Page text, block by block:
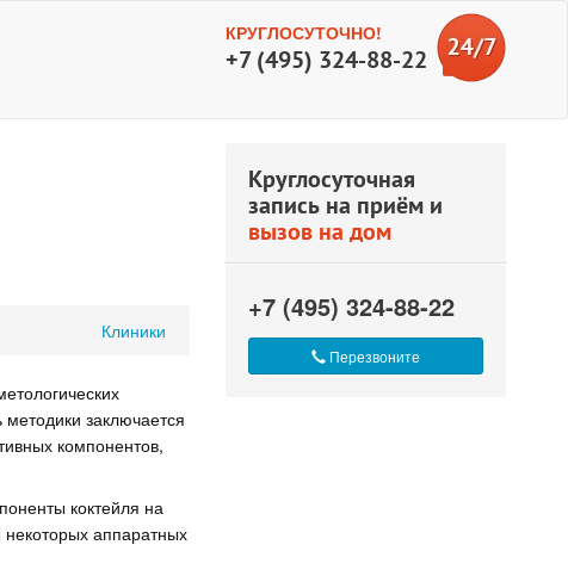
КРУГЛОСУТОЧНО!
+7 (495) 324-88-22
Клиники
заключается
компонентов,
коктейля на
аппаратных
Круглосуточная
запись на приём и
вызов на дом
+7 (495) 324-88-22
Перезвоните